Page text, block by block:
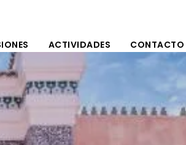
ACTIVIDADES CONTACTO